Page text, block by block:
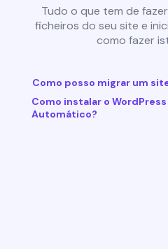
Tudo o que tem de
ficheiros do seu site e
como fazer
Como posso migrar um
Como instalar o
Automático?